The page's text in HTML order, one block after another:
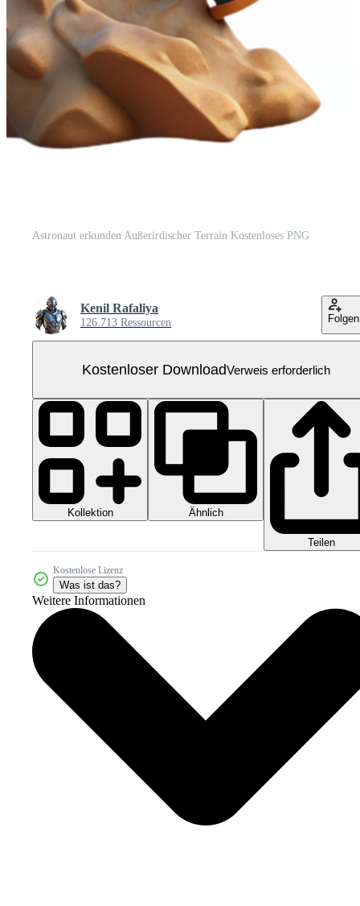
Astronaut erkunden Außerirdischer Terrain Kostenloses PNG
Kenil Rafaliya
126.713 Ressourcen Folgen
Kostenloser DownloadVerweis erforderlich
Kollektion Ähnlich
Teilen
Kostenlose Lizenz
Was ist das?
Weitere Informationen